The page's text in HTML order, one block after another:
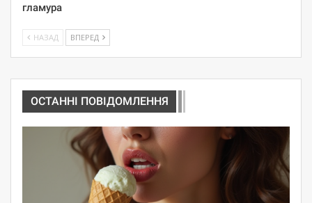
гламура
НАЗАД ВПЕРЕД
ОСТАННІ ПОВІДОМЛЕННЯ